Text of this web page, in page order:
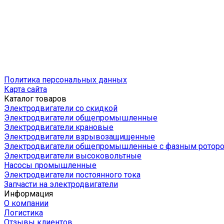
Политика персональных данных
Карта сайта
Каталог товаров
Электродвигатели со скидкой
Электродвигатели общепромышленные
Электродвигатели крановые
Электродвигатели взрывозащищенные
Электродвигатели общепромышленные с фазным
Электродвигатели высоковольтные
Насосы промышленные
Электродвигатели постоянного тока
Запчасти на электродвигатели
Информация
О компании
Логистика